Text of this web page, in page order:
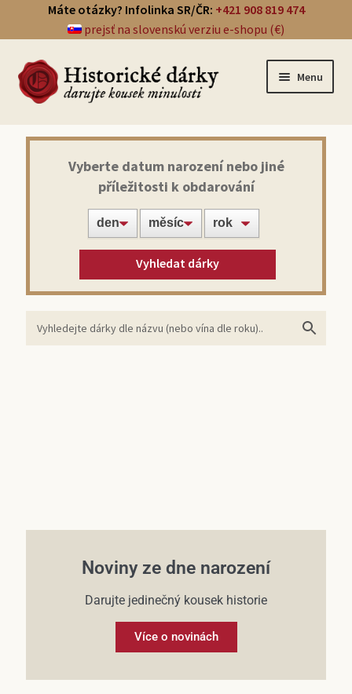
Máte otázky? Infolinka SR/ČR: +421 908 819 474
prejsť na slovenskú verziu e-shopu (€)
Menu
Přehled dárků
Noviny ze dne narození
Víno z roku narození
Vyberte datum narození nebo jiné
příležitosti k obdarování
Vyhledat dárky
Noviny ze dne narození
Darujte jedinečný kousek historie
Více o novinách